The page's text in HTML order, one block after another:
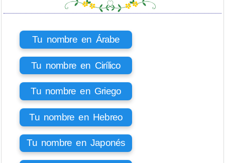
Tu nombre en Árabe
Tu nombre en Cirílico
Tu nombre en Griego
Tu nombre en Hebreo
Tu nombre en Japonés